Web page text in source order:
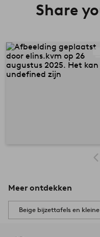
Share
Meer ontdekken
Beige bijzettafels en